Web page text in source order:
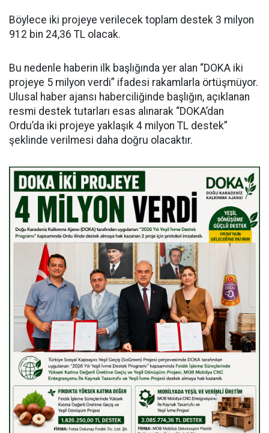
Böylece iki projeye verilecek toplam destek 3 milyon
912 bin 24,36 TL olacak.
Bu nedenle haberin ilk başlığında yer alan “DOKA iki
projeye 5 milyon verdi” ifadesi rakamlarla örtüşmüyor.
Ulusal haber ajansı haberciliğinde başlığın, açıklanan
resmi destek tutarları esas alınarak “DOKA’dan
Ordu’da iki projeye yaklaşık 4 milyon TL destek”
şeklinde verilmesi daha doğru olacaktır.